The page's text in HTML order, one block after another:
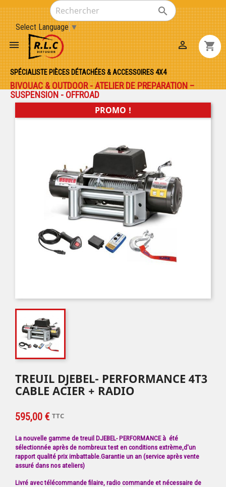

Select Language ▼
 shopping_cart

SPÉCIALISTE PIÈCES DÉTACHÉES & ACCESSOIRES 4X4
BIVOUAC & OUTDOOR - ATELIER DE PREPARATION –
SUSPENSION - OFFROAD
PROMO !
TREUIL DJEBEL- PERFORMANCE 4T3
CABLE ACIER + RADIO
595,00 € TTC
La nouvelle gamme de treuil DJEBEL- PERFORMANCE à été
sélectionnée après de nombreux test en conditions extrème,d'un
rapport qualité prix imbattable.Garantie un an (service après vente
assuré dans nos ateliers)
Livré avec télécommande filaire, radio commande et nécessaire de